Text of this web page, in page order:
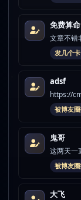
免费算命
文章不错
发几个
adsf
https://
被博友
鬼哥
这两天一
被博友
大飞